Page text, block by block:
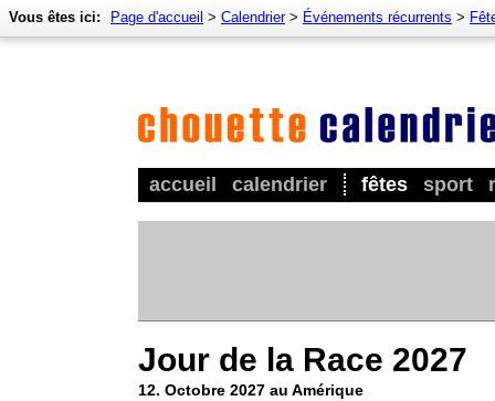
accueil calendrier fêtes sport
Vous êtes ici: Page d'accueil > Calendrier> Événements récurrents >
Jour de la Race 2027
12. Octobre 2027 au Amérique